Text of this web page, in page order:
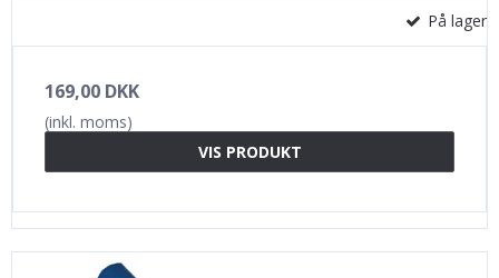
På lager
169,00 DKK
(inkl. moms)
VIS PRODUKT